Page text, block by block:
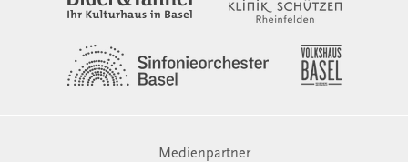
Medienpartner